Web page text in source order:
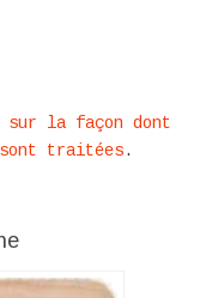
sur la façon dont
sont traitées.